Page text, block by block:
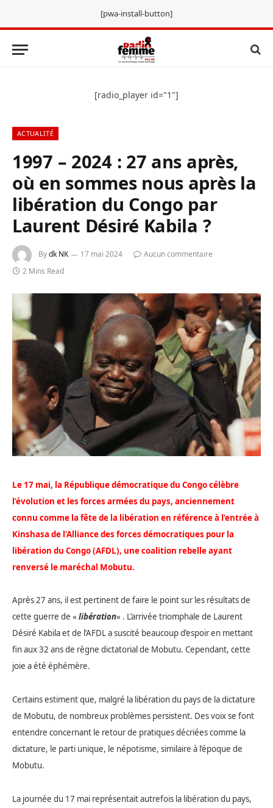
[pwa-install-button]
[radio_player id="1"]
ACTUALITÉ
1997 – 2024 : 27 ans après,
où en sommes nous après la
libération du Congo par
Laurent Désiré Kabila ?
Bydk NK 17 mai 2024
Aucun commentaire
2 Mins Read
Le 17 mai, la République démocratique du Congo célèbre
l’évolution et les forces armées du pays, anciennement
connu comme la fête de la libération en référence à l’entrée à
Kinshasa de l’Alliance des forces démocratiques pour la
libération du Congo (AFDL), une coalition rebelle ayant
renversé le maréchal Mobutu.
Après 27 ans, il est pertinent de faire le point sur les résultats de
cette guerre de « libération« . L’arrivée triomphale de Laurent
Désiré Kabila et de l’AFDL a suscité beaucoup d’espoir en mettant
fin aux 32 ans de règne dictatorial de Mobutu. Cependant, cette
joie a été éphémère.
Certains estiment que, malgré la libération du pays de la dictature
de Mobutu, de nombreux problèmes persistent. Des voix se font
entendre concernant le retour de pratiques décriées comme la
dictature, le parti unique, le népotisme, similaire à l’époque de
Mobutu.
La journée du 17 mai représentait autrefois la libération du pays,